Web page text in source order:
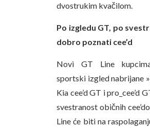
dvostrukim kvačilom.
Po izgledu GT, po
dobro poznati cee’d
Novi GT Line
sportski izgled nabrijane
Kia cee’d GT i pro_cee’d
svestranost običnih
Line će biti na